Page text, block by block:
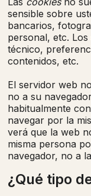
sensible sobre
bancarios,
personal, etc.
técnico,
contenidos, etc.
El servidor web
no a su
habitualmente
navegar por la
verá que la web
misma persona
navegador, no a
¿Qué tipo